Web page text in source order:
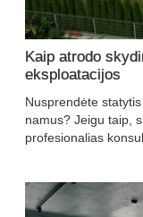
Kaip atrodo
eksploatacijos
Nusprendėte
namus? Jeigu taip,
profesionalias